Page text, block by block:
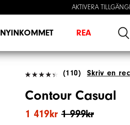
AKTIVERA
NYINKOMMET REA
(110) Skriv en
Contour Casual
1 999kr
1 419kr